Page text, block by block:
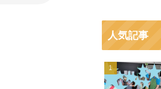
人気記事